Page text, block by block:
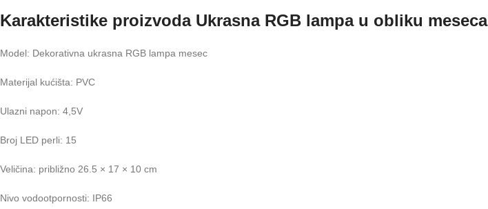
Karakteristike proizvoda Ukrasna RGB lampa u obliku meseca
Model: Dekorativna ukrasna RGB lampa mesec
Materijal kućišta: PVC
Ulazni napon: 4,5V
Broj LED perli: 15
Veličina: približno 26.5 × 17 × 10 cm
Nivo vodootpornosti: IP66